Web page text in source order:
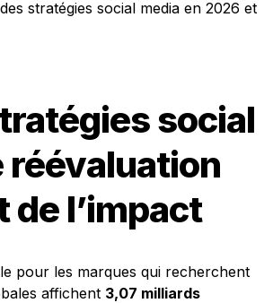
stratégies social media en 2026 et
social
réévaluation
de l’impact
pour les marques qui recherchent
affichent 3,07 milliards